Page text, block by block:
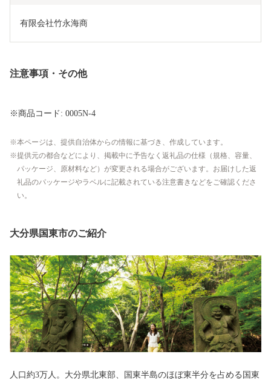
有限会社竹永海商
注意事項・その他
※商品コード: 0005N-4
本ページは、提供自治体からの情報に基づき、作成しています。
提供元の都合などにより、掲載中に予告なく返礼品の仕様（規格、容量、
パッケージ、原材料など）が変更される場合がございます。お届けした返
礼品のパッケージやラベルに記載されている注意書きなどをご確認くださ
い。
大分県国東市のご紹介
人口約3万人。大分県北東部、国東半島のほぼ東半分を占める国東